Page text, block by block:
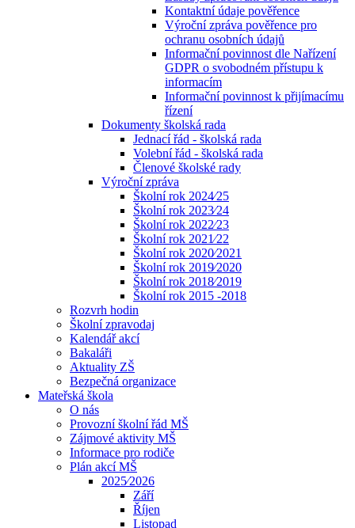
Kontaktní údaje pověřence
Výroční zpráva pověřence pro
ochranu osobních údajů
Informační povinnost dle Nařízení
GDPR o svobodném přístupu k
informacím
Informační povinnost k přijímacímu
řízení
Dokumenty školská rada
Jednací řád - školská rada
Volební řád - školská rada
Členové školské rady
Výroční zpráva
Školní rok 2024⁄25
Školní rok 2023⁄24
Školní rok 2022⁄23
Školní rok 2021⁄22
Školní rok 2020⁄2021
Školní rok 2019⁄2020
Školní rok 2018⁄2019
Školní rok 2015 -2018
Rozvrh hodin
Školní zpravodaj
Kalendář akcí
Bakaláři
Aktuality ZŠ
Bezpečná organizace
Mateřská škola
O nás
Provozní školní řád MŠ
Zájmové aktivity MŠ
Informace pro rodiče
Plán akcí MŠ
2025⁄2026
Září
Říjen
Listopad